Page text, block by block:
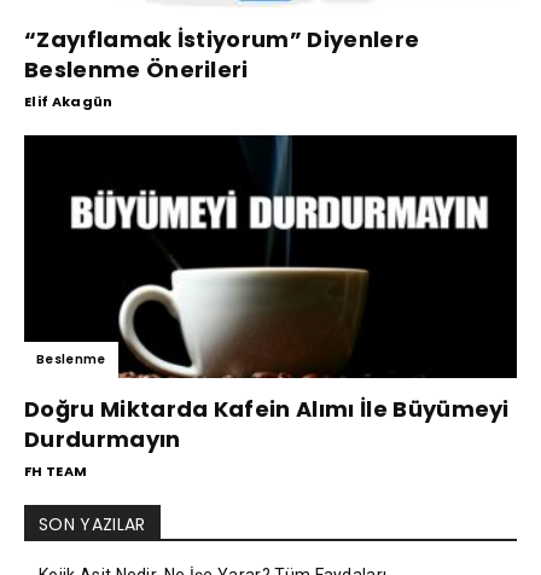
“Zayıflamak İstiyorum” Diyenlere
Beslenme Önerileri
Elif Akagün
Beslenme
Doğru Miktarda Kafein Alımı İle Büyümeyi
Durdurmayın
FH TEAM
SON YAZILAR